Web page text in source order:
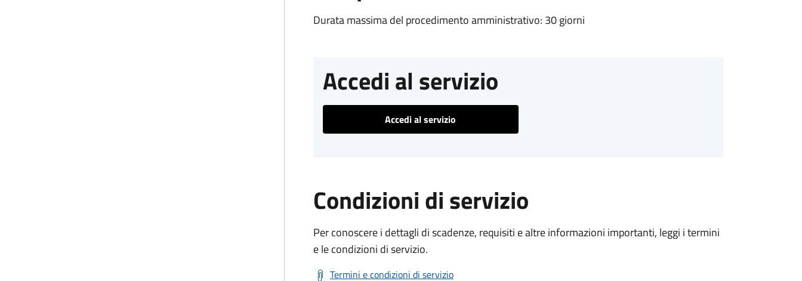
Durata massima del procedimento amministrativo: 30 giorni
Accedi al servizio
Accedi al servizio
Condizioni di servizio
Per conoscere i dettagli di scadenze, requisiti e altre informazioni importanti, leggi i termini
e le condizioni di servizio.
Termini e condizioni di servizio